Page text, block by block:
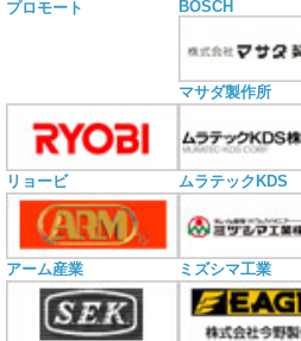
プロモート BOSCH
マサダ製作所
リョービ ムラテックKDS
アーム産業 ミズシマ工業